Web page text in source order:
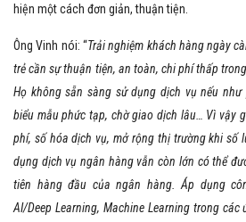
hiện một cách đơn giản, thuận tiện.
Ông Vinh nói: “Trải nghiệm khách hàng ngày
trẻ cần sự thuận tiện, an toàn, chi phí thấp
Họ không sẵn sàng sử dụng dịch vụ nếu
biểu mẫu phức tạp, chờ giao dịch lâu… Vì vậy
phí, số hóa dịch vụ, mở rộng thị trường khi số
dụng dịch vụ ngân hàng vẫn còn lớn có thể
tiên hàng đầu của ngân hàng. Áp dụng
AI/Deep Learning, Machine Learning trong